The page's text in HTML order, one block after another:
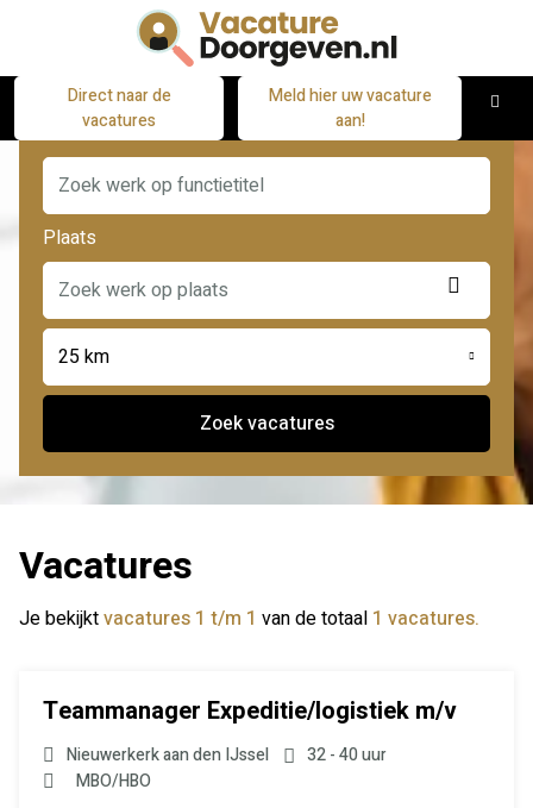
Direct naar de
vacatures
Meld hier uw vacature
aan!
Functie
Plaats
ophalen
25 km
Zoek vacatures
Vacatures
Je bekijktvacatures 1 t/m 1 van de totaal 1 vacatures.
Teammanager Expeditie/logistiek m/v
Nieuwerkerk aan den IJssel
32 - 40 uur
MBO/HBO